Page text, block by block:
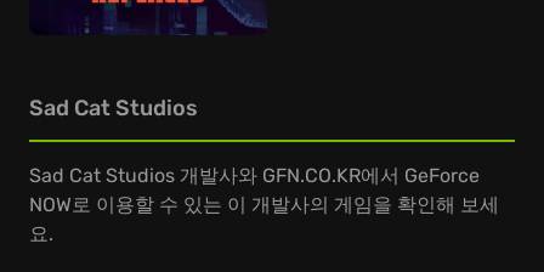
Sad Cat Studios
Sad Cat Studios 개발사와 GFN.CO.KR에서 GeForce
NOW로 이용할 수 있는 이 개발사의 게임을 확인해 보세
요.